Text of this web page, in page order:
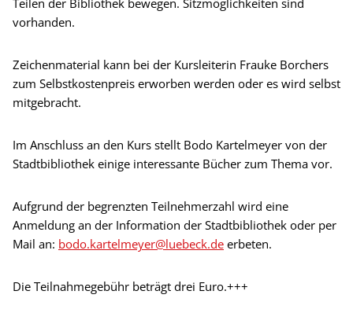
vorhanden.
Zeichenmaterial kann bei der Kursleiterin Frauke Borchers
zum Selbstkostenpreis erworben werden oder es wird selbst
mitgebracht.
Im Anschluss an den Kurs stellt Bodo Kartelmeyer von der
Stadtbibliothek einige interessante Bücher zum Thema vor.
Aufgrund der begrenzten Teilnehmerzahl wird eine
Anmeldung an der Information der Stadtbibliothek oder per
Mail an: bodo.kartelmeyer@luebeck.de erbeten.
Die Teilnahmegebühr beträgt drei Euro.+++